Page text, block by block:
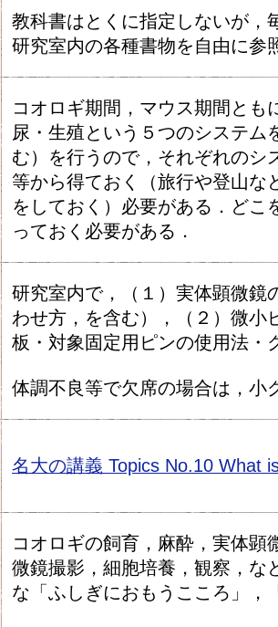
教科書はとくに指定しないが，
研究室内の各種書物を自由に参
コオロギ期間，マウス期間と
尿・生殖という５つのシステム
む）を行うので，それぞれのシ
等から得ておく（旅行や登山な
をしておく）必要がある．どこ
っておく必要がある．
研究室内で，（１）実体顕微鏡
わせ方，を含む），（２）微小
板・対象固定用ピンの使用法・
体調不良等で欠席の場合は，小
名大の講義 Topics No.10 What
コオロギの飼育，麻酔，実体
微鏡撮影，細胞培養，観察，な
な「ふしぎにおもうこころ」，